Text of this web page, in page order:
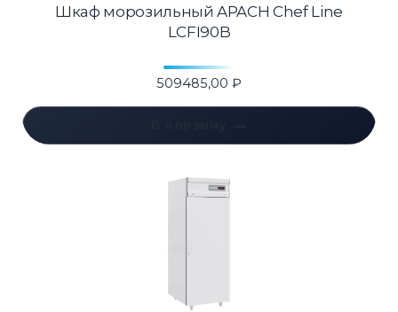
Шкаф морозильный APACH Chef Line
LCFI90B
509485,00 ₽